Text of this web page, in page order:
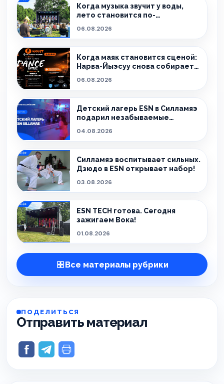
Когда музыка звучит у воды,
лето становится по-
06.08.2026
Когда маяк становится сценой:
Нарва-Йыэсуу снова собирает
06.08.2026
Детский лагерь ESN в Силламяэ
подарил незабываемые
04.08.2026
Силламяэ воспитывает сильных.
Дзюдо в ESN открывает набор!
03.08.2026
ESN TECH готова. Сегодня
зажигаем Вока!
01.08.2026
Все материалы рубрики
ПОДЕЛИТЬСЯ
Отправить материал